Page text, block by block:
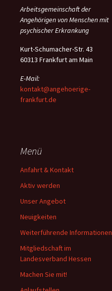
Arbeitsgemeinschaft der
Angehörigen von Menschen mit
psychischer Erkrankung
Kurt-Schumacher-Str. 43
60313 Frankfurt am Main
E-Mail:
kontakt@angehoerige-
frankfurt.de
Menü
Anfahrt & Kontakt
Aktiv werden
Unser Angebot
Neuigkeiten
Weiterführende Informationen
Mitgliedschaft im
Landesverband Hessen
Machen Sie mit!